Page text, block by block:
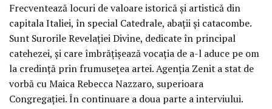
Frecventează locuri de valoare istorică şi artistică din
capitala Italiei, în special Catedrale, abaţii şi catacombe.
Sunt Surorile Revelaţiei Divine, dedicate în principal
catehezei, şi care îmbrăţişează vocaţia de a-l aduce pe om
la credinţă prin frumuseţea artei. Agenţia Zenit a stat de
vorbă cu Maica Rebecca Nazzaro, superioara
Congregaţiei. În continuare a doua parte a interviului.